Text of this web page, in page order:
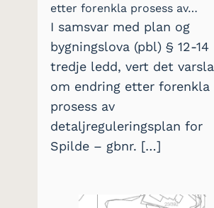
etter forenkla prosess av…
I samsvar med plan og
bygningslova (pbl) § 12-14
tredje ledd, vert det varsla
om endring etter forenkla
prosess av
detaljreguleringsplan for
Spilde – gbnr. […]